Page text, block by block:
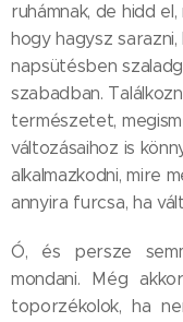
ruhámnak, de hidd
hogy hagysz
napsütésben
szabadban.
természetet,
változásaihoz is
alkalmazkodni, mire
annyira furcsa, ha
Ó, és persze
mondani. Még
toporzékolok, ha